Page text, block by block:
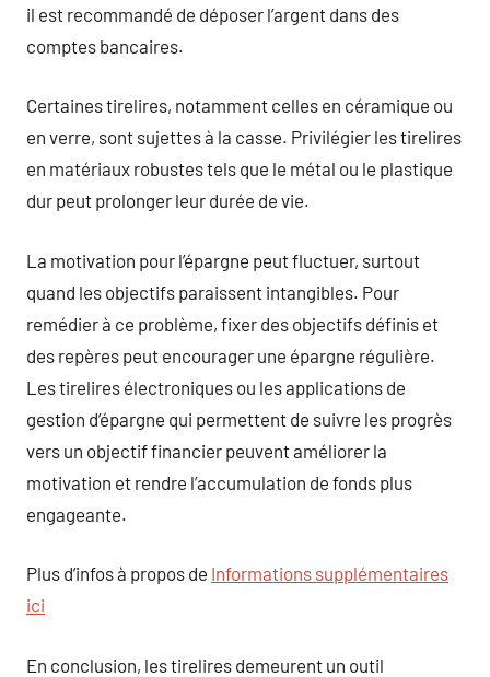
il est recommandé de déposer l’argent dans des
comptes bancaires.
Certaines tirelires, notamment celles en céramique ou
en verre, sont sujettes à la casse. Privilégier les tirelires
en matériaux robustes tels que le métal ou le plastique
dur peut prolonger leur durée de vie.
La motivation pour l’épargne peut fluctuer, surtout
quand les objectifs paraissent intangibles. Pour
remédier à ce problème, fixer des objectifs définis et
des repères peut encourager une épargne régulière.
Les tirelires électroniques ou les applications de
gestion d’épargne qui permettent de suivre les progrès
vers un objectif financier peuvent améliorer la
motivation et rendre l’accumulation de fonds plus
engageante.
Plus d’infos à propos de Informations supplémentaires
ici
En conclusion, les tirelires demeurent un outil